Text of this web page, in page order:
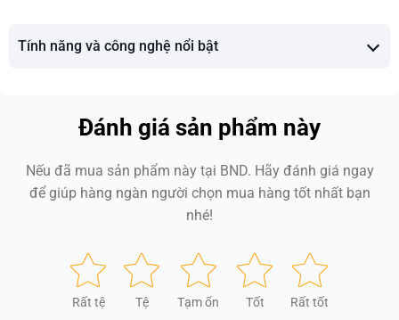
Tính năng và công nghệ nổi bật
Đánh giá sản phẩm này
Nếu đã mua sản phẩm này tại BND. Hãy đánh giá ngay
để giúp hàng ngàn người chọn mua hàng tốt nhất bạn
nhé!
Rất tệ Tệ Tạm ổn Tốt Rất tốt